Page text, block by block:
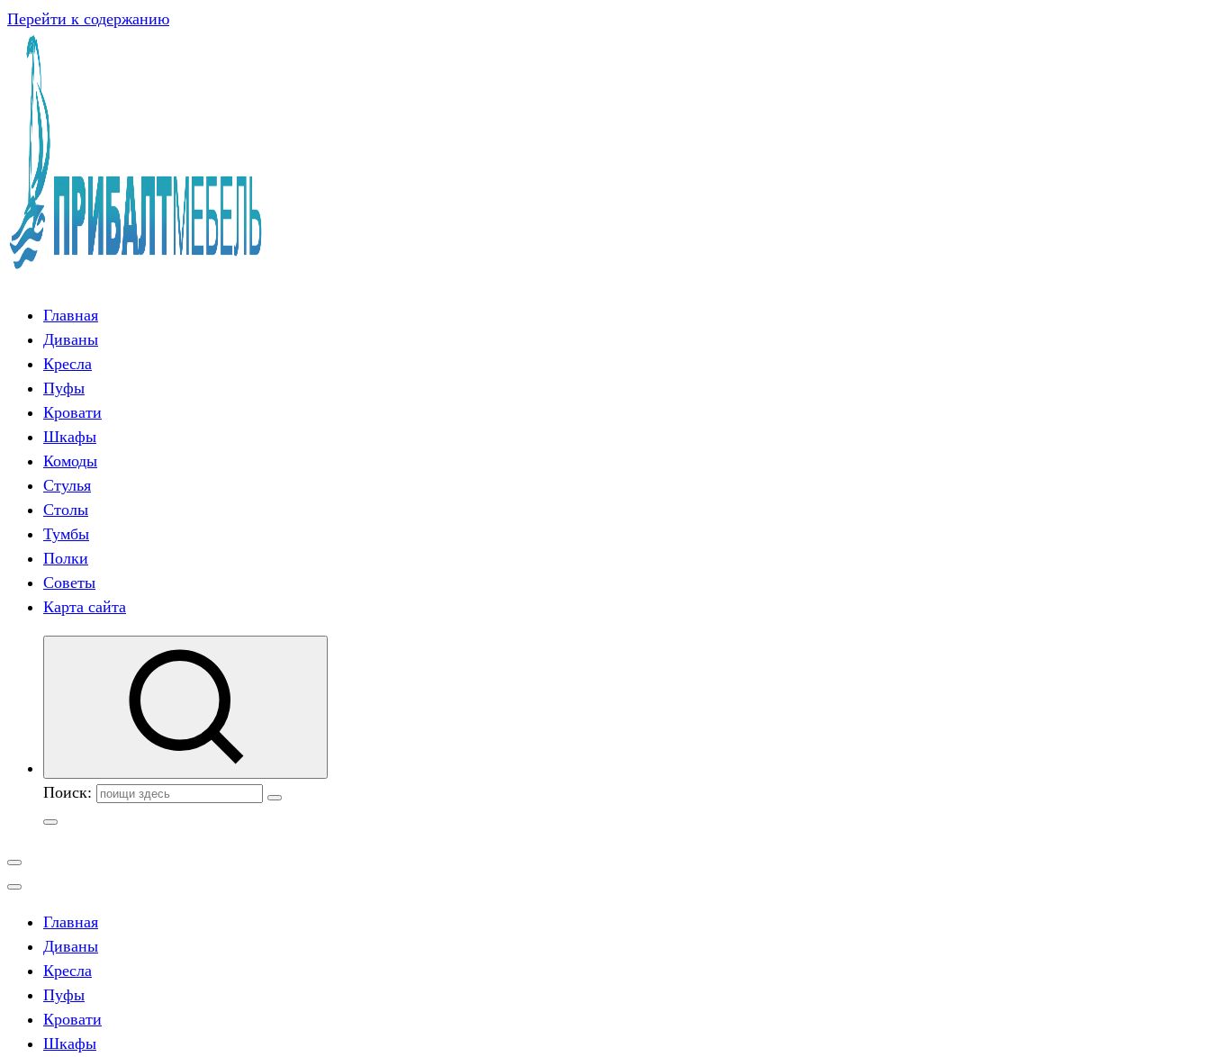
Перейти к содержанию
Главная
Диваны
Кресла
Пуфы
Кровати
Шкафы
Комоды
Стулья
Столы
Тумбы
Полки
Советы
Карта сайта
Поиск:
Главная
Диваны
Кресла
Пуфы
Кровати
Шкафы